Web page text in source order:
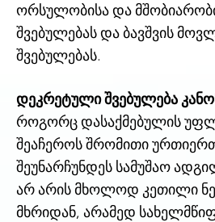
ორსულობისა და
შვებულებას და ბავშვის
შვებულებას.
დეკრეტული შვებულება
როგორც დასაქმებულის
შეაჩეროს შრომითი
შეუნარჩუნდეს სამუშაო
არ არის მხოლოდ კეთილი
მხრიდან, არამედ